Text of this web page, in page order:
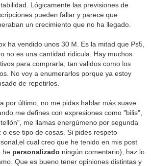
Lógicamente las previsiones de
pueden fallar y parece que
un crecimiento que no ha llegado.
ha vendido unos 30 M. Es la mitad que Ps5,
no es una cantidad ridicula. Hay muchos
para comprarla, tan validos como los
No voy a enumerarlos porque ya estoy
de repetirlos.
por último, no me pidas hablar más suave
me defines con expresiones como "bilis",
me llamas energúmeno por segunda
o ese tipo de cosas. Si pides respeto
cual creo que he tenido en mis post
he personalizado ningún comentario), haz lo
Que es bueno tener opiniones distintas y